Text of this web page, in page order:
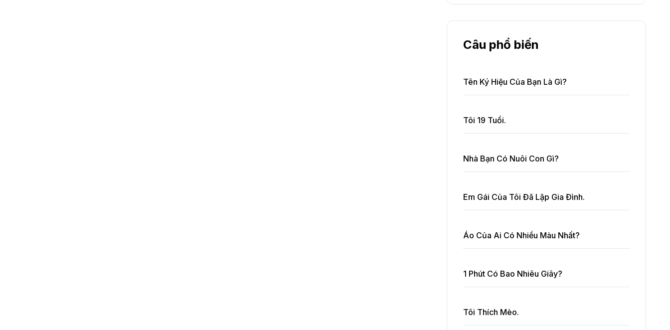
Câu phổ biến
Tên Ký Hiệu Của Bạn Là Gì?
Tôi 19 Tuổi.
Nhà Bạn Có Nuôi Con Gì?
Em Gái Của Tôi Đã Lập Gia Đình.
Áo Của Ai Có Nhiều Màu Nhất?
1 Phút Có Bao Nhiêu Giây?
Tôi Thích Mèo.